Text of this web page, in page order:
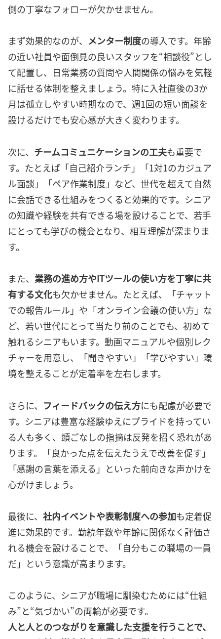
側の丁寧なフォローが欠かせません。
まず効果的なのが、 メンター制度の導入です。年齢
の近い社員や面倒見の良いスタッフを“相談役”とし
て配置し、日常業務の質問や人間関係の悩みを気軽
に話せる体制を整えましょう。特に入社直後の3か
月は孤立しやすい時期なので、週1回の短い面談を
設けるだけでも安心感が大きく変わります。
次に、 チームコミュニケーションの工夫も重要で
す。たとえば「自己紹介ランチ」「1対1のカジュア
ル面談」「ペア作業制度」など、世代を超えて自然
に会話できる仕組みをつくると効果的です。シニア
の知識や経験を共有できる場を設けることで、若手
にとっても学びの機会となり、相互理解が深まりま
す。
また、 業務の進め方やITツールの使い方を丁寧に共
有する文化も欠かせません。たとえば、「チャット
での報告ルール」や「オンライン会議の使い方」な
ど、若い世代にとって当たり前のことでも、初めて
触れるシニアもいます。動画マニュアルや個別レク
チャーを用意し、「聞きやすい」「学びやすい」環
境を整えることが定着率を左右します。
さらに、 フィードバックの伝え方にも配慮が必要で
す。シニアは豊富な経験ゆえにプライドを持ってい
る人も多く、頭ごなしの指摘は反発を招く恐れがあ
ります。「良かった点を伝えたうえで改善を促す」
「感謝の言葉を添える」といった前向きな声かけを
心がけましょう。
最後に、 社内イベントや表彰制度への参加も定着促
進に効果的です。勤続年数や年齢に関係なく評価さ
れる機会を設けることで、「自分もこの職場の一員
だ」という意識が高まります。
このように、シニアが職場に馴染むためには“仕組
み”と“気づかい”の両輪が必要です。
人と人とのつながりを意識した支援を行うことで、